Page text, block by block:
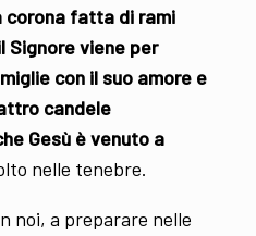
corona fatta di rami
Signore viene per
con il suo amore e
candele
Gesù è venuto a
nelle tenebre.
noi, a preparare nelle